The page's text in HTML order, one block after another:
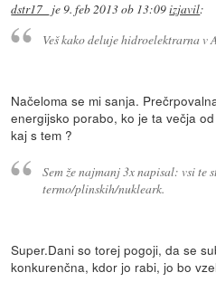
dstr17_ je9. feb 2013 ob 13:09izjavil:
Veš kako deluje hidroelektrarna v
Načeloma se mi sanja.
energijsko porabo, ko je ta večja
kaj s tem ?
Sem že najmanj 3x napisal: vsi te
termo/plinskih/nukleark.
Super.Dani so torej pogoji, da se
konkurenčna, kdor jo rabi, jo bo